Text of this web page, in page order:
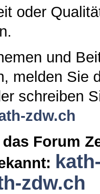
oder
und
melden Sie
schreiben
zdw.ch
Forum
zdw.ch